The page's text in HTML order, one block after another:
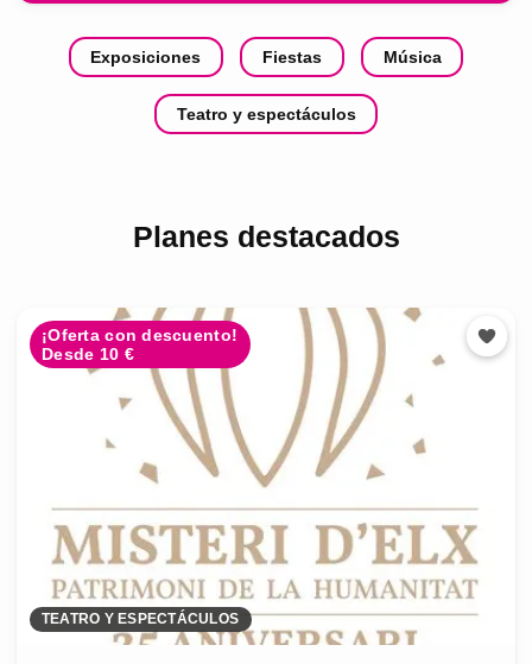
Exposiciones Fiestas Música
Teatro y espectáculos
Planes destacados
¡Oferta con descuento!
Desde 10 €
TEATRO Y ESPECTÁCULOS